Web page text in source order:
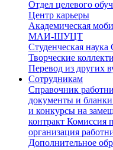
Отдел целевого
Центр карьеры
Академическая
МАИ-ШУЦТ
Студенческая наука
Творческие
Перевод из других
Сотрудникам
Cправочник
документы и бланки
и конкурсы на
контракт Комиссия
организация
Дополнительное